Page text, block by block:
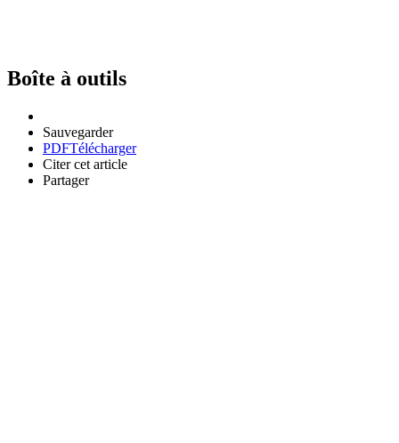
Boîte à outils
Sauvegarder
PDFTélécharger
Citer cet article
Partager